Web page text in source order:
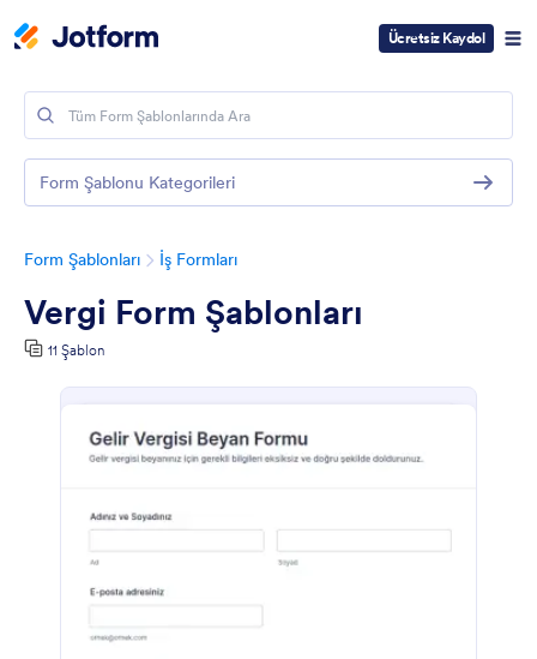
Ücretsiz Kaydol
Form Şablonları İş Formları
Vergi Form Şablonları
11 Şablon
Form Şablonu Kategorileri